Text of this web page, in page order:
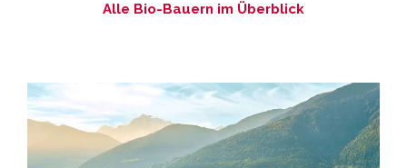
Alle Bio-Bauern im Überblick